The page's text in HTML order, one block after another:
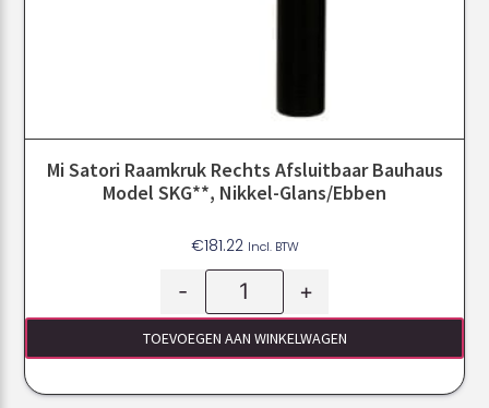
Mi Satori Raamkruk Rechts Afsluitbaar Bauhaus
Model SKG**, Nikkel-Glans/ebben
€181.22 Incl. BTW
- +
TOEVOEGEN AAN WINKELWAGEN